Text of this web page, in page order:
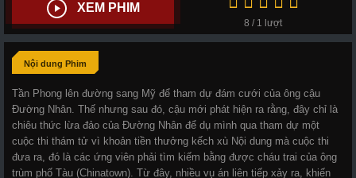
XEM PHIM
8 / 1 lượt
Nội dung Phim
Tần Phong lên đường sang Mỹ để tham dự đám cưới của ông cậu
Đường Nhân. Thế nhưng sau đó, cậu mới phát hiện ra rằng, đây chỉ là
chiêu thức lừa đảo của Đường Nhân để dụ mình qua tham dự một
cuộc thi thám tử vì khoản tiền thưởng kếch xù Nội dung mà cuộc thi
đưa ra, đó là các ứng viên phải tìm kiếm bằng được cháu trai của ông
trùm phố Tàu (Chinatown). Từ đây, nhiều vụ án liên tiếp xảy ra, khiến